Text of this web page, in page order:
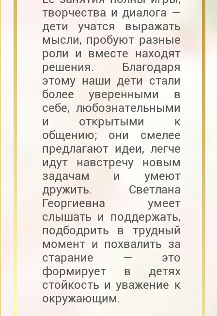
творчества и диалога —
дети учатся выражать
мысли, пробуют разные
роли и вместе находят
решения. Благодаря
этому наши дети стали
более уверенными в
себе, любознательными
и открытыми к
общению; они смелее
предлагают идеи, легче
идут навстречу новым
задачам и умеют
дружить. Светлана
Георгиевна умеет
слышать и поддержать,
подбодрить в трудный
момент и похвалить за
старание — это
формирует в детях
стойкость и уважение к
окружающим.